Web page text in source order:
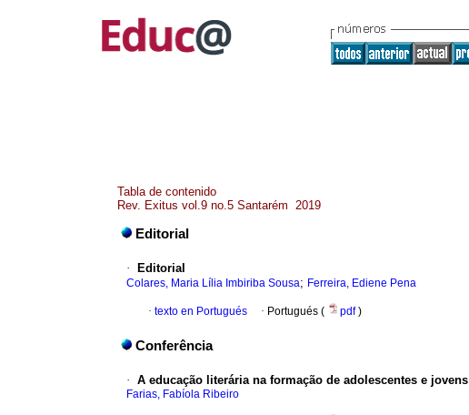
Tabla de contenido
Rev. Exitus vol.9 no.5 Santarém 2019
Editorial
· Editorial
Colares, Maria Lília Imbiriba Sousa; Ferreira, Ediene Pena
· texto en Portugués · Portugués ( pdf)
Conferência
· A educação literária na formação de adolescentes e jovens
Farias, Fabíola Ribeiro